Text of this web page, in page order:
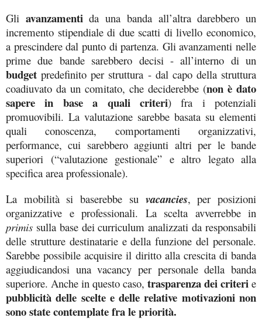
Gli avanzamentida una banda all’altra darebbero un
incremento stipendiale di due scatti di livello economico,
a prescindere dal punto di partenza. Gli avanzamenti nelle
prime due bande sarebbero decisi - all’interno di un
budgetpredefinito per struttura - dal capo della struttura
coadiuvato da un comitato, che deciderebbe (non è dato
sapere in base a quali criteri) fra i potenziali
promuovibili. La valutazione sarebbe basata su elementi
quali conoscenza, comportamenti organizzativi,
performance, cui sarebbero aggiunti altri per le bande
superiori (“valutazione gestionale” e altro legato alla
specifica area professionale).
La mobilità si baserebbe su vacancies, per posizioni
organizzative e professionali. La scelta avverrebbe in
primis sulla base dei curriculum analizzati da responsabili
delle strutture destinatarie e della funzione del personale.
Sarebbe possibile acquisire il diritto alla crescita di banda
aggiudicandosi una vacancy per personale della banda
superiore. Anche in questo caso, trasparenza dei criteri e
pubblicità delle scelte e delle relative motivazioni non
sono state contemplate fra le priorità.